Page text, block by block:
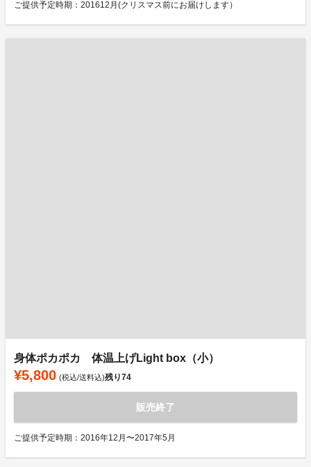
ご提供予定時期：201612月(クリスマス前にお届けします）
身体ポカポカ 体温上げLight box（小）
¥5,800 (税込/送料込)残り74
販売終了
ご提供予定時期：2016年12月〜2017年5月